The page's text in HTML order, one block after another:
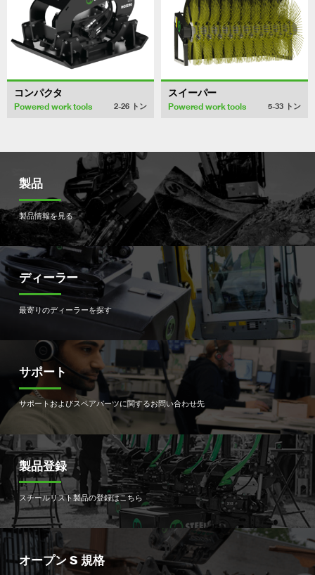
コンパクタ
Powered work tools 2-26 トン
スイーパー
Powered work tools 5-33 トン
製品
製品情報を見る
ディーラー
最寄りのディーラーを探す
サポート
サポートおよびスペアパーツに関するお問い合わせ先
製品登録
スチールリスト製品の登録はこちら
オープン S 規格